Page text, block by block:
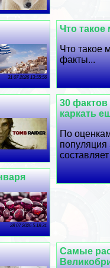
Что такое
Что такое
факты...
31 07 2026 13:55:56
30 фактов
каркать
По
популяция
28 07 2026 5:18:31
Самые